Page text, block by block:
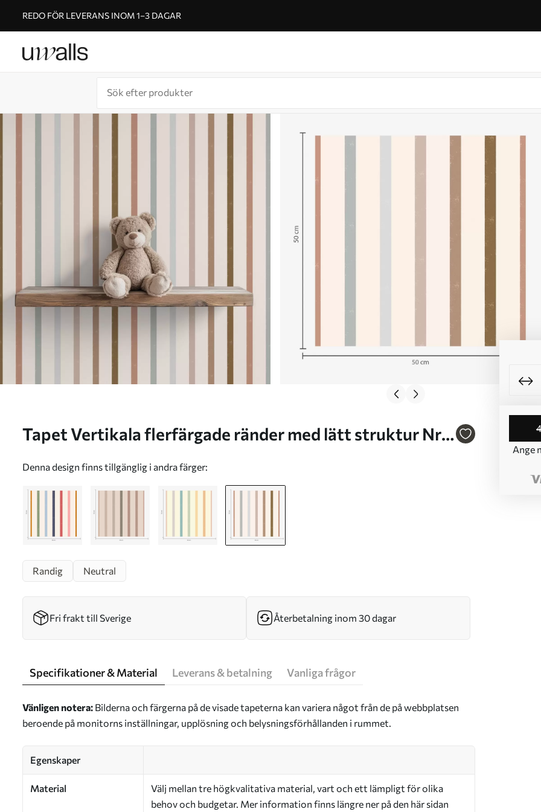
REDO FÖR LEVERANS INOM 1–3 DAGAR
Tapet Vertikala flerfärgade ränder med lätt struktur Nr.
Denna design finns tillgänglig i andra färger:
Ange
Randig Neutral
Fri frakt till Sverige Återbetalning inom 30 dagar
Specifikationer & Material Leverans & betalning Vanliga frågor
Vänligen notera: Bilderna och färgerna på de visade tapeterna kan variera något från de på webbplatsen
beroende på monitorns inställningar, upplösning och belysningsförhållanden i rummet.
Egenskaper
Material
Välj mellan tre högkvalitativa material, vart och ett lämpligt för olika
behov och budgetar. Mer information finns längre ner på den här sidan